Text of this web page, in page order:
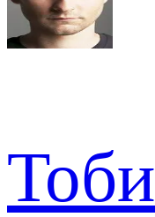
Тоби